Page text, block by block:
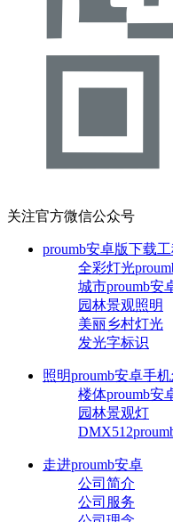
关注官方微信公众号
proumb安卓版下载
全彩灯光
城市proumb安
园林景观照明
美丽乡村灯光
发光字标识
照明proumb安卓手
楼体proumb安
园林景观灯
走进proumb安卓
公司简介
公司服务